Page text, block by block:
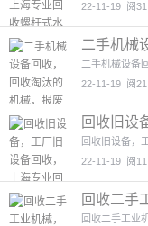
22-11-19 阅31
二手机械
备，全厂
二手机械设备
22-11-19 阅21
回收旧设
手机械设
回收旧设备，
22-11-19 阅11
回收二手
回收2图
回收二手工业